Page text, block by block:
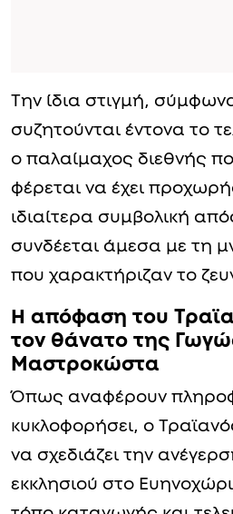
Την ίδια στιγμή,
συζητούνται έντονα το
ο παλαίμαχος διεθνής
φέρεται να έχει
ιδιαίτερα συμβολική
συνδέεται άμεσα με τη
που χαρακτήριζαν το
Η απόφαση του
τον θάνατο της
Μαστροκώστα
Όπως αναφέρουν
κυκλοφορήσει, ο
να σχεδιάζει την
εκκλησιού στο